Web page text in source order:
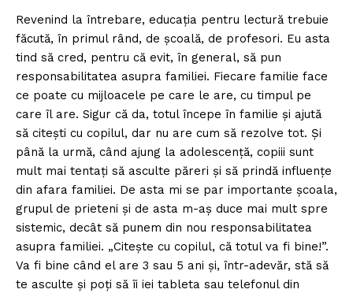
Revenind la întrebare, educația pentru lectură trebuie
făcută, în primul rând, de școală, de profesori. Eu asta
tind să cred, pentru că evit, în general, să pun
responsabilitatea asupra familiei. Fiecare familie face
ce poate cu mijloacele pe care le are, cu timpul pe
care îl are. Sigur că da, totul începe în familie și ajută
să citești cu copilul, dar nu are cum să rezolve tot. Și
până la urmă, când ajung la adolescență, copiii sunt
mult mai tentați să asculte păreri și să prindă influențe
din afara familiei. De asta mi se par importante școala,
grupul de prieteni și de asta m-aș duce mai mult spre
sistemic, decât să punem din nou responsabilitatea
asupra familiei. „Citește cu copilul, că totul va fi bine!”.
Va fi bine când el are 3 sau 5 ani şi, într-adevăr, stă să
te asculte și poți să îi iei tableta sau telefonul din